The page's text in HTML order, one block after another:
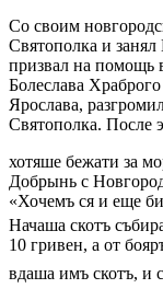
Со своим
Святополка и
призвал на помощь
Болеслава
Ярослава,
Святополка. После
хотяше бежати за
Добрынь с
«Хочемъ ся и еще
Начаша скотъ
10 гривен, а от
вдаша имъ скотъ, и